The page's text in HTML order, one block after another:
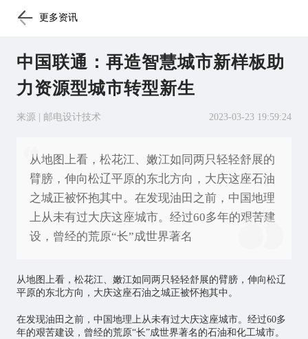
更多资讯
中国联通：再造智慧城市新样板助
力资源型城市转型新生
来源 | 邮电设计技术 2023-03-23 19:59:24
从地图上看，松花江、嫩江如同两只轻轻舒展的
臂膀，伸向松辽平原的东北方向，大庆这座石油
之城正被怀抱其中。在发现油田之前，中国地理
上从未有过大庆这座城市。经过60多年的艰苦建
设，曾经的荒原“长”成世界著名
从地图上看，松花江、嫩江如同两只轻轻舒展的臂膀，伸向松辽
平原的东北方向，大庆这座石油之城正被怀抱其中。
在发现油田之前，中国地理上从未有过大庆这座城市。经过60多
年的艰苦建设，曾经的荒原“长”成世界著名的石油和化工城市。